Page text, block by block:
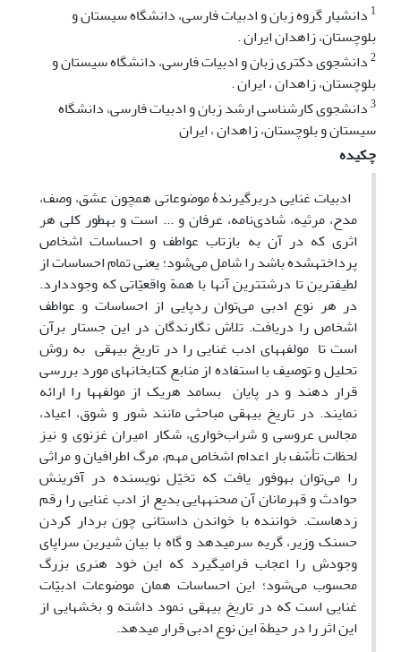
1 دانشیار گروه زبان و ادبیات فارسی، دانشگاه سیستان و
بلوچستان، زاهدان ایران .
2دانشجوی دکتری زبان و ادبیات فارسی، دانشگاه سیستان و
بلوچستان، زاهدان ، ایران .
3دانشجوی کارشناسی ارشد زبان و ادبیات فارسی، دانشگاه
سیستان و بلوچستان، زاهدان ، ایران
چکیده
ادبیات غنایی دربرگیرندۀ موضوعاتی همچون عشق، وصف،
مدح، مرثیه، شادی‌نامه، عرفان و ... است و به­طور کلی هر
اثری که در آن به بازتاب عواطف و احساسات اشخاص
پرداخته­شده باشد را شامل می‌شود؛ یعنی تمام احساسات از
لطیف­ترین تا درشت­ترین آن­ها با همة واقعیّاتی که وجود­دارد.
در هر نوع ادبی می‌توان ردپایی از احساسات و عواطف
اشخاص را دریافت. تلاش نگارندگان در این جستار برآن
است تا مولفه­های ادب غنایی را در تاریخ بیهقی به روش
تحلیل و توصیف با استفاده از منابع کتابخانه­ای مورد بررسی
قرار دهند و در پایان بسامد هریک از مولفه­ها را ارائه
نمایند. در تاریخ بیهقی مباحثی مانند شور و شوق، اعیاد،
مجالس عروسی و شراب‌خواری، شکار امیران غزنوی و نیز
لحظات تأسّف بار اعدام اشخاص مهم، مرگ اطرافیان و مراثی
را می‌توان به­وفور یافت که تخیّل نویسنده در آفرینش
حوادث و قهرمانان آن صحنه­هایی بدیع از ادب غنایی را رقم
زده­است. خواننده با خواندن داستانی چون بر­دار کردن
حسنک وزیر، گریه سرمی­دهد و گاه با بیان شیرین سراپای
وجودش را اعجاب فرامی­گیرد که این خود هنری بزرگ
محسوب می‌شود؛ این احساسات همان موضوعات ادبیّات
غنایی است که در تاریخ بیهقی نمود داشته و بخش­هایی از
این اثر را در حیطة این نوع ادبی قرار می­دهد.